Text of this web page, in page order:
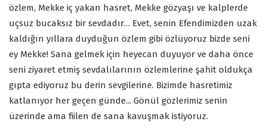
özlem, Mekke iç yakan hasret, Mekke gözyaşı ve kalplerde
uçsuz bucaksız bir sevdadır… Evet, senin Efendimizden uzak
kaldığın yıllara duyduğun özlem gibi özlüyoruz bizde seni
ey Mekke! Sana gelmek için heyecan duyuyor ve daha önce
seni ziyaret etmiş sevdalılarının özlemlerine şahit oldukça
gıpta ediyoruz bu derin sevgilerine. Bizimde hasretimiz
katlanıyor her geçen günde... Gönül gözlerimiz senin
üzerinde ama fiilen de sana kavuşmak istiyoruz.